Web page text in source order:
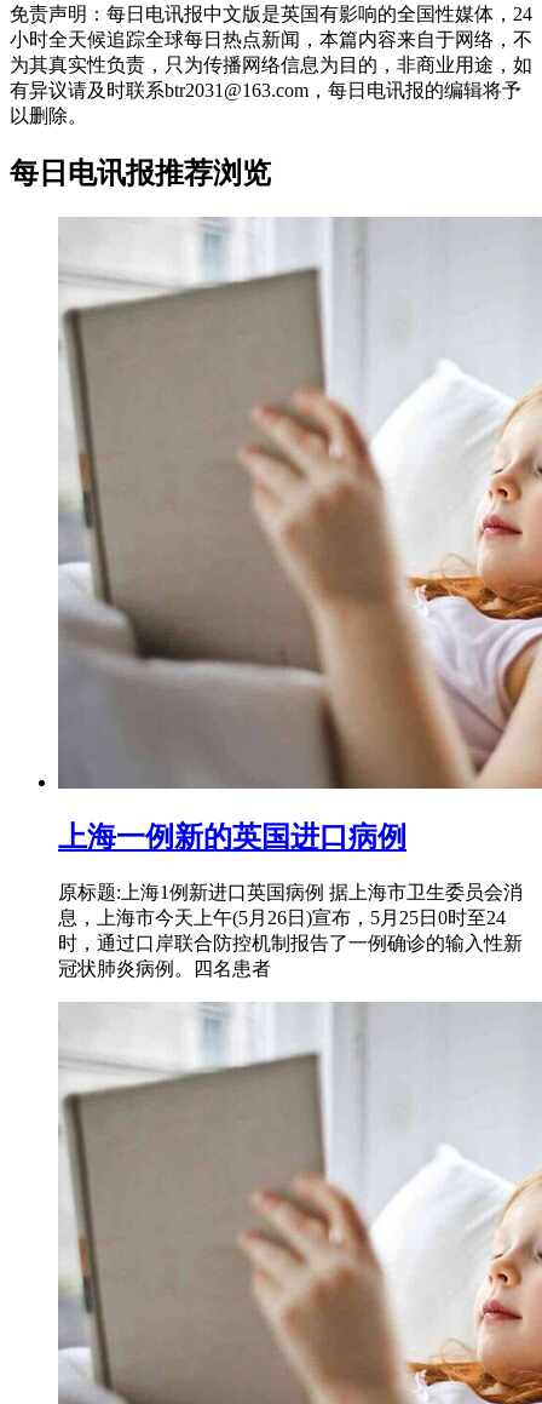
免责声明：每日电讯报中文版是英国有影响的全国性媒体，24
小时全天候追踪全球每日热点新闻，本篇内容来自于网络，不
为其真实性负责，只为传播网络信息为目的，非商业用途，如
有异议请及时联系btr2031@163.com，每日电讯报的编辑将予
以删除。
每日电讯报推荐浏览
上海一例新的英国进口病例
原标题:上海1例新进口英国病例 据上海市卫生委员会消
息，上海市今天上午(5月26日)宣布，5月25日0时至24
时，通过口岸联合防控机制报告了一例确诊的输入性新
冠状肺炎病例。四名患者